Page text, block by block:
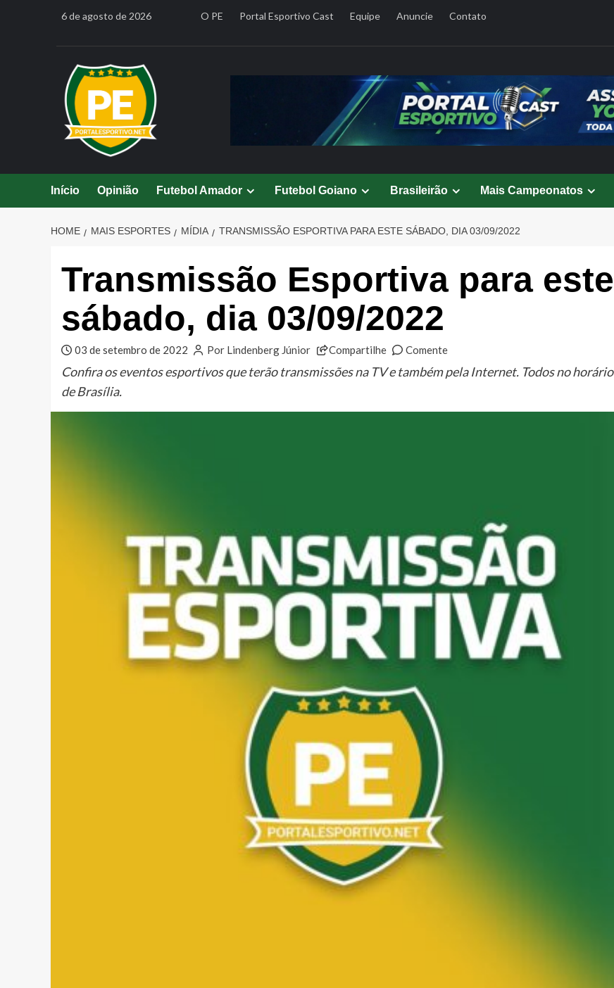
6 de agosto de 2026 O PE Portal Esportivo Cast Equipe Anuncie Contato
Início Opinião Futebol Amador Futebol Goiano Brasileirão Mais Campeonatos
HOME MAIS ESPORTES MÍDIA TRANSMISSÃO ESPORTIVA PARA ESTE SÁBADO, DIA 03/09/2022
Transmissão Esportiva para este
sábado, dia 03/09/2022
03 de setembro de 2022 Por Lindenberg Júnior Compartilhe Comente
Confira os eventos esportivos que terão transmissões na TV e também pela Internet. Todos no horário
de Brasília.